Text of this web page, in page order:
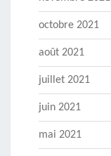
octobre 2021
août 2021
juillet 2021
juin 2021
mai 2021